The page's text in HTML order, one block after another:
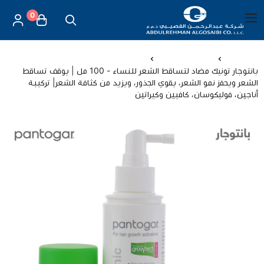
شركة عبد الرحمن القصيبي للتجارة العامة
0 العربية
العناية بالأم والطفل
بانتوجار تونيك مضاد لتساقط الشعر للنساء - 100 مل | يوقف تساقط
الشعر ويحفز نمو الشعر، يقوي الجذور، ويزيد من كثافة الشعر| تركيبة
أناجين، فوليكوسان، كافيين وكيراتين